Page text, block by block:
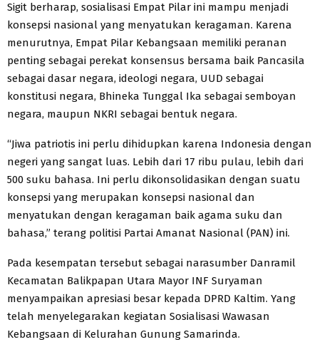
Sigit berharap, sosialisasi Empat Pilar ini mampu menjadi
konsepsi nasional yang menyatukan keragaman. Karena
menurutnya, Empat Pilar Kebangsaan memiliki peranan
penting sebagai perekat konsensus bersama baik Pancasila
sebagai dasar negara, ideologi negara, UUD sebagai
konstitusi negara, Bhineka Tunggal Ika sebagai semboyan
negara, maupun NKRI sebagai bentuk negara.
“Jiwa patriotis ini perlu dihidupkan karena Indonesia dengan
negeri yang sangat luas. Lebih dari 17 ribu pulau, lebih dari
500 suku bahasa. Ini perlu dikonsolidasikan dengan suatu
konsepsi yang merupakan konsepsi nasional dan
menyatukan dengan keragaman baik agama suku dan
bahasa,” terang politisi Partai Amanat Nasional (PAN) ini.
Pada kesempatan tersebut sebagai narasumber Danramil
Kecamatan Balikpapan Utara Mayor INF Suryaman
menyampaikan apresiasi besar kepada DPRD Kaltim. Yang
telah menyelegarakan kegiatan Sosialisasi Wawasan
Kebangsaan di Kelurahan Gunung Samarinda.